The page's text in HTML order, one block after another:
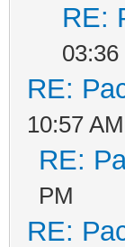
RE:
03:36
RE:
10:57 AM
RE:
PM
RE: